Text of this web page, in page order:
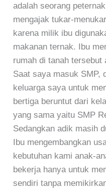
adalah seorang
mengajak tukar-
karena milik ibu
makanan ternak. Ibu
rumah di tanah tersebut
Saat saya masuk SMP,
keluarga saya untuk
bertiga beruntut dari
yang sama yaitu SMP
Sedangkan adik masih
Ibu mengembangkan
kebutuhan kami anak-
bekerja hanya untuk
sendiri tanpa